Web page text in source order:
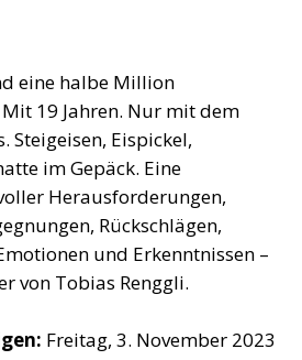
eine halbe Million
19 Jahren. Nur mit dem
Steigeisen, Eispickel,
im Gepäck. Eine
Herausforderungen,
Rückschlägen,
und Erkenntnissen –
von Tobias Renggli.
Freitag, 3. November 2023